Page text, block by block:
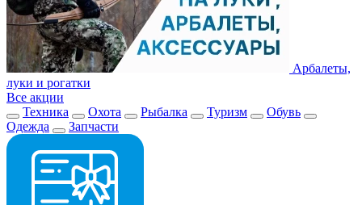
Арбалеты,
луки и рогатки
Все акции
Техника
Охота Рыбалка Туризм
Обувь
Одежда
Запчасти